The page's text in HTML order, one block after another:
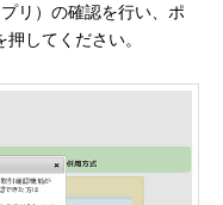
リ）の確認を行い、ポ
してください。